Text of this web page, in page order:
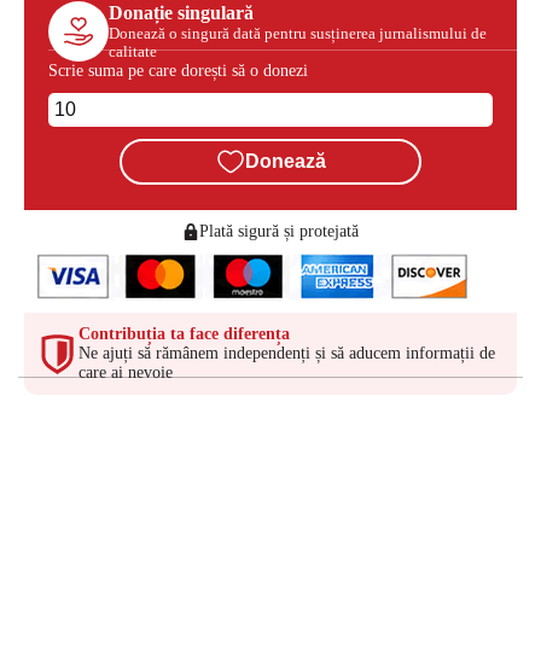
Donație singulară
Donează o singură dată pentru susținerea jurnalismului de
calitate
Scrie suma pe care dorești să o donezi
Donează
Plată sigură și protejată
Contribuția ta face diferența
Ne ajuți să rămânem independenți și să aducem informații de
care ai nevoie